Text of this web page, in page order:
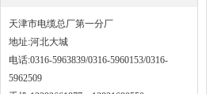
天津市电缆总厂第一分厂
地址:河北大城
电话:0316-5963839/0316-5960153/0316-
5962509